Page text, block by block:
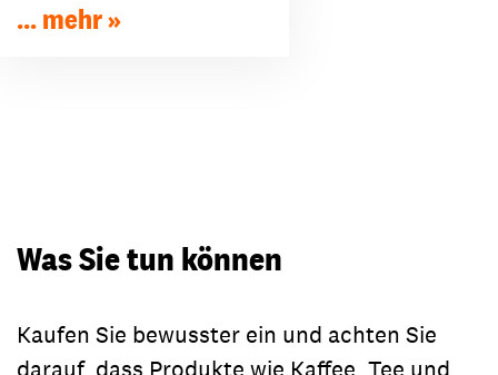
... mehr
Was Sie tun können
Kaufen Sie bewusster ein und achten Sie
darauf, dass Produkte wie Kaffee, Tee und